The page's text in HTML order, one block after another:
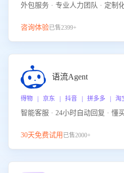
外包服务 · 专业人力团队 · 定制
咨询体验已售2399+
语流Agent
得物 | 京东 | 抖音 | 拼多多 | 淘
智能客服 · 24小时自动回复 · 懂
30天免费试用 已售2000+